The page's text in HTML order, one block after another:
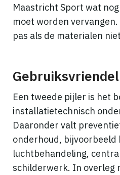
Maastricht Sport wat
moet worden
pas als de materialen
Een tweede pijler is het
installatietechnisch
Daaronder valt
onderhoud, bijvoorbeeld
luchtbehandeling,
schilderwerk. In overleg